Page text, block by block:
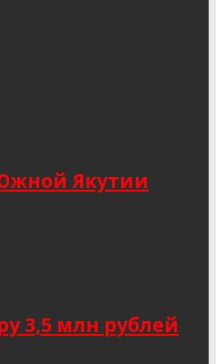
Якутии
3,5 млн рублей